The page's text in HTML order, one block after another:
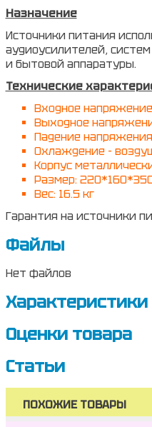
Назначение
Источники питания
аудиоусилителей,
и бытовой аппаратуры.
Технические
Входное
Выходное
Падение
Охлаждение -
Корпус
Размер:
Вес: 16.5 кг
Гарантия на источники
Файлы
Нет файлов
Характеристики
Оценки товара
Статьи
ПОХОЖИЕ ТОВАРЫ